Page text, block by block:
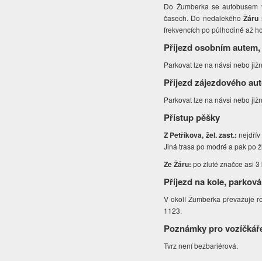
Do Žumberka se
časech. Do nedalekéhoŽáru
frekvencích po půlhodině až
Příjezd osobním
Parkovat lze na návsi nebo
Příjezd zájezdového
Parkovat lze na návsi nebo
Přístup pěšky
Z Petříkova, žel. zast.: nejdřív
Jiná trasa po modré a pak po
Ze Žáru: po žluté značce asi
Příjezd na kole,
V okolí Žumberka převažuje
1123.
Poznámky pro
Tvrz není bezbariérová.